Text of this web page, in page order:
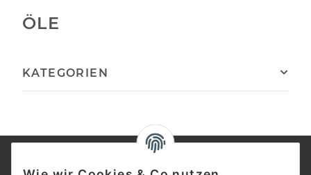
ÖLE
KATEGORIEN